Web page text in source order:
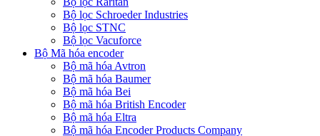
Bộ lọc Schroeder Industries
Bộ lọc STNC
Bộ lọc Vacuforce
Bộ Mã hóa encoder
Bộ mã hóa Avtron
Bộ mã hóa Baumer
Bộ mã hóa Bei
Bộ mã hóa British Encoder
Bộ mã hóa Eltra
Bộ mã hóa Encoder Products Company